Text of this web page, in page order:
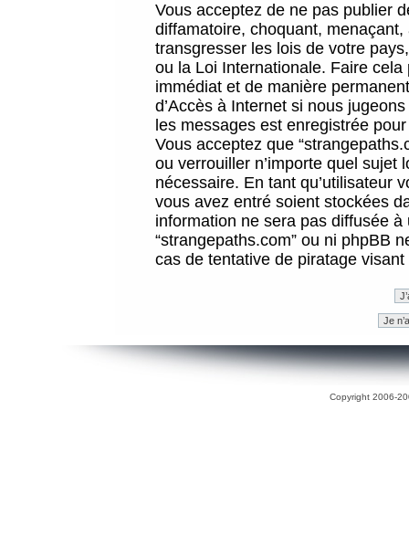
Vous acceptez de ne pas publier
diffamatoire, choquant,
transgresser les lois de votre
ou la Loi Internationale. Faire
immédiat et de manière
d’Accès à Internet si nous
les messages est enregistrée
Vous acceptez que
ou verrouiller n’importe quel sujet
nécessaire. En tant qu’utilisateur
vous avez entré soient stockées
information ne sera pas diffusée
“strangepaths.com” ou ni phpBB
cas de tentative de piratage
Copyright 2006-